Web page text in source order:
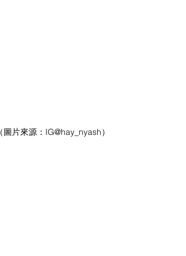
（圖片來源： IG@hay_nyash）